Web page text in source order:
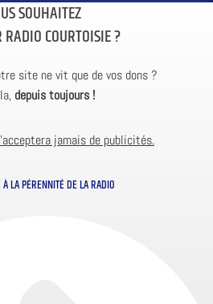
SOUHAITEZ
COURTOISIE ?
site ne vit que de vos dons ?
depuis toujours !
jamais de publicités.
LA PÉRENNITÉ DE LA RADIO